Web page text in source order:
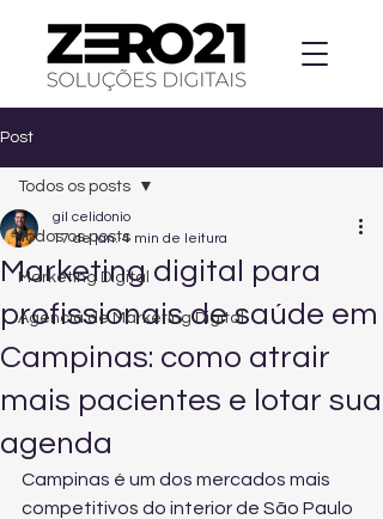
Post
Todos os posts
Marketing Digital
Agencia de Marketing Digital
Todos os posts
Marketing digital para
profissionais de saúde em
Campinas: como atrair
mais pacientes e lotar sua
agenda
gil celidonio
17 de jan. 4 min de leitura
Campinas é um dos mercados mais
competitivos do interior de São Paulo